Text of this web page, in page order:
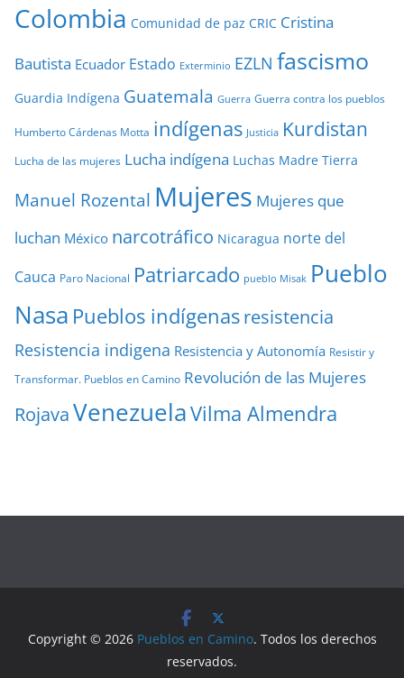
Colombia Comunidad de paz CRIC Cristina
Bautista Ecuador Estado Exterminio EZLN fascismo
Guardia Indígena Guatemala Guerra Guerra contra los pueblos
Humberto Cárdenas Motta indígenas Justicia Kurdistan
Lucha de las mujeres Lucha indígena Luchas Madre Tierra
Manuel Rozental Mujeres Mujeres que
luchan México narcotráfico Nicaragua norte del
Cauca Paro Nacional Patriarcado pueblo Misak Pueblo
Nasa Pueblos indígenasresistencia
Resistencia indigena Resistencia y Autonomía Resistir y
Transformar. Pueblos en Camino Revolución de las Mujeres
RojavaVenezuelaVilma Almendra
Copyright © 2026 Pueblos en Camino. Todos los derechos
reservados.